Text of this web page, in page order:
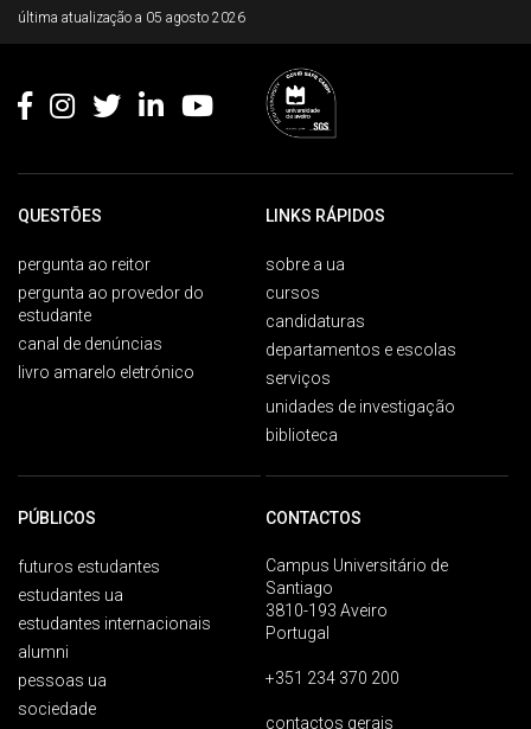
última atualização a 05 agosto 2026
QUESTÕES
pergunta ao reitor
pergunta ao provedor do
estudante
canal de denúncias
livro amarelo eletrónico
LINKS RÁPIDOS
sobre a ua
cursos
candidaturas
departamentos e escolas
serviços
unidades de investigação
biblioteca
PÚBLICOS
futuros estudantes
estudantes ua
estudantes internacionais
alumni
pessoas ua
sociedade
CONTACTOS
Campus Universitário de
Santiago
3810-193 Aveiro
Portugal
+351 234 370 200
contactos gerais